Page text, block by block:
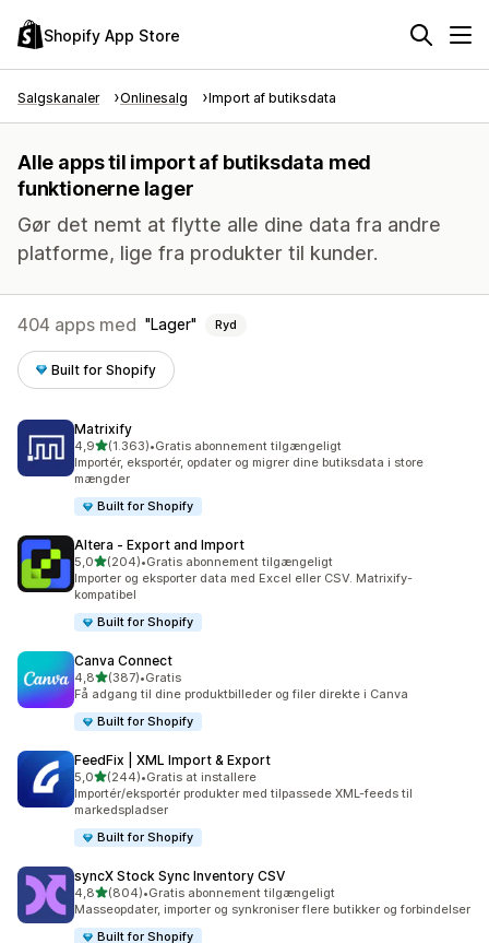
Shopify App Store
Salgskanaler Onlinesalg Import af butiksdata
Alle apps til import af butiksdata med
funktionerne lager
Gør det nemt at flytte alle dine data fra andre
platforme, lige fra produkter til kunder.
404 apps med Lager Ryd
Built for Shopify
Matrixify
4,9ud af 5 stjerner
(1.363)
1363 anmeldelser i alt
•Gratis abonnement tilgængeligt
Importér, eksportér, opdater og migrer dine butiksdata i store
mængder
Built for Shopify
Altera ‑ Export and Import
5,0ud af 5 stjerner
(204)
204 anmeldelser i alt
•Gratis abonnement tilgængeligt
Importer og eksporter data med Excel eller CSV. Matrixify-
kompatibel
Built for Shopify
Canva Connect
4,8ud af 5 stjerner
(387)
387 anmeldelser i alt
•Gratis
Få adgang til dine produktbilleder og filer direkte i Canva
Built for Shopify
FeedFix | XML Import & Export
5,0ud af 5 stjerner
(244)
244 anmeldelser i alt
•Gratis at installere
Importér/eksportér produkter med tilpassede XML-feeds til
markedspladser
Built for Shopify
syncX Stock Sync Inventory CSV
4,8ud af 5 stjerner
(804)
804 anmeldelser i alt
•Gratis abonnement tilgængeligt
Masseopdater, importer og synkroniser flere butikker og forbindelser
Built for Shopify